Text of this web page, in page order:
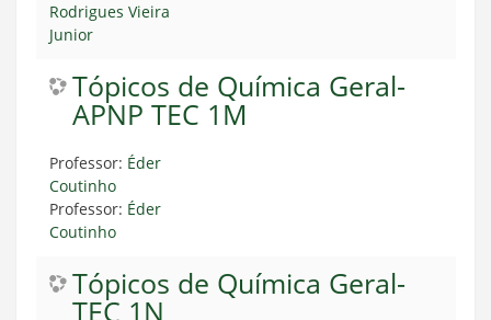
Rodrigues Vieira
Junior
Tópicos de Química Geral-
APNP TEC 1M
Professor: Éder
Coutinho
Professor: Éder
Coutinho
Tópicos de Química Geral-
TEC 1N